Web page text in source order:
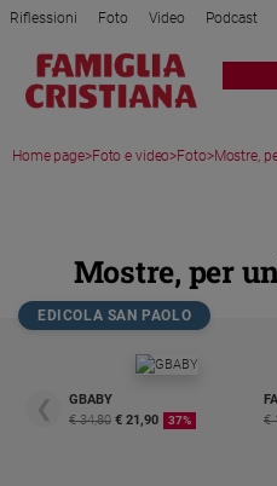
Attualità
Cronaca
e
giustizia
Interviste
Riflessioni Foto Video Podcast
Privacy Policy Chi siamo
Registrati Redazione
Home page>Foto e video>Foto>Mostre,
Mostre, per
EDICOLA SAN PAOLO
❮
GBABY
€ 34,80 € 21,90 37%
€